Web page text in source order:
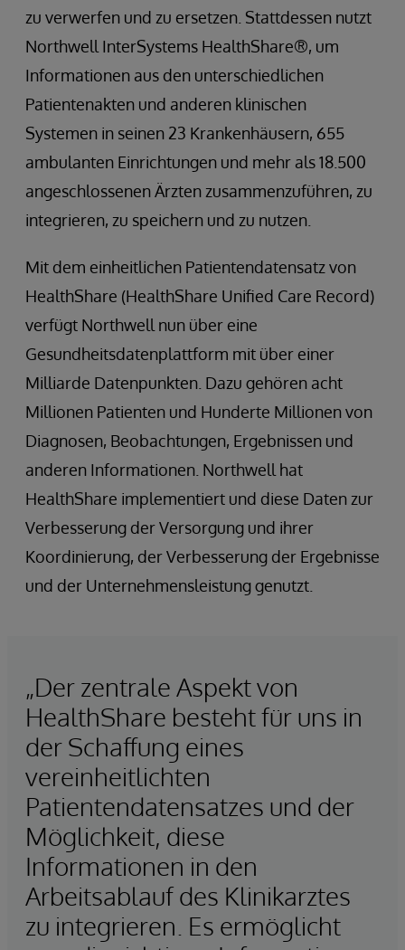
zu verwerfen und zu ersetzen. Stattdessen nutzt
Northwell InterSystems HealthShare®, um
Informationen aus den unterschiedlichen
Patientenakten und anderen klinischen
Systemen in seinen 23 Krankenhäusern, 655
ambulanten Einrichtungen und mehr als 18.500
angeschlossenen Ärzten zusammenzuführen, zu
integrieren, zu speichern und zu nutzen.
Mit dem einheitlichen Patientendatensatz von
HealthShare (HealthShare Unified Care Record)
verfügt Northwell nun über eine
Gesundheitsdatenplattform mit über einer
Milliarde Datenpunkten. Dazu gehören acht
Millionen Patienten und Hunderte Millionen von
Diagnosen, Beobachtungen, Ergebnissen und
anderen Informationen. Northwell hat
HealthShare implementiert und diese Daten zur
Verbesserung der Versorgung und ihrer
Koordinierung, der Verbesserung der Ergebnisse
und der Unternehmensleistung genutzt.
„Der zentrale Aspekt von
HealthShare besteht für uns in
der Schaffung eines
vereinheitlichten
Patientendatensatzes und der
Möglichkeit, diese
Informationen in den
Arbeitsablauf des Klinikarztes
zu integrieren. Es ermöglicht